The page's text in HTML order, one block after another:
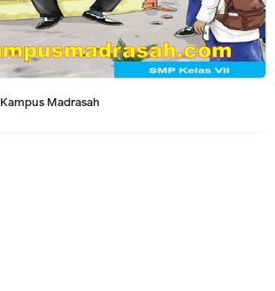
Kampus Madrasah